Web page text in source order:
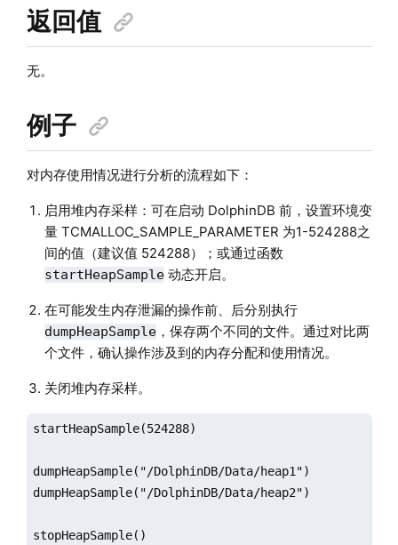
返回值
无。
例子
对内存使用情况进行分析的流程如下：
启用堆内存采样：可在启动 DolphinDB 前，设置环境变
量 TCMALLOC_SAMPLE_PARAMETER 为1-524288之
间的值（建议值 524288）；或通过函数
startHeapSample动态开启。
在可能发生内存泄漏的操作前、后分别执行
dumpHeapSample，保存两个不同的文件。通过对比两
个文件，确认操作涉及到的内存分配和使用情况。
关闭堆内存采样。
startHeapSample(524288)
dumpHeapSample("/DolphinDB/Data/heap1")
dumpHeapSample("/DolphinDB/Data/heap2")
stopHeapSample()